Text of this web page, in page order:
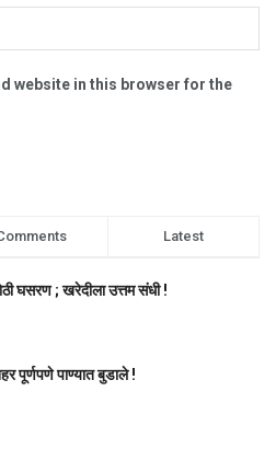
website in this browser for the
Latest
घसरण ; खरेदीला उत्तम संधी !
पूर्णपणे पाण्यात बुडाले !